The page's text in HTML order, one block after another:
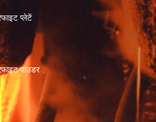
प्लेटें
पाउडर